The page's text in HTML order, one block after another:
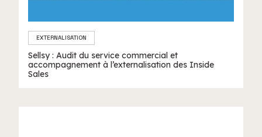
EXTERNALISATION
Sellsy : Audit du service commercial et
accompagnement à l’externalisation des Inside
Sales